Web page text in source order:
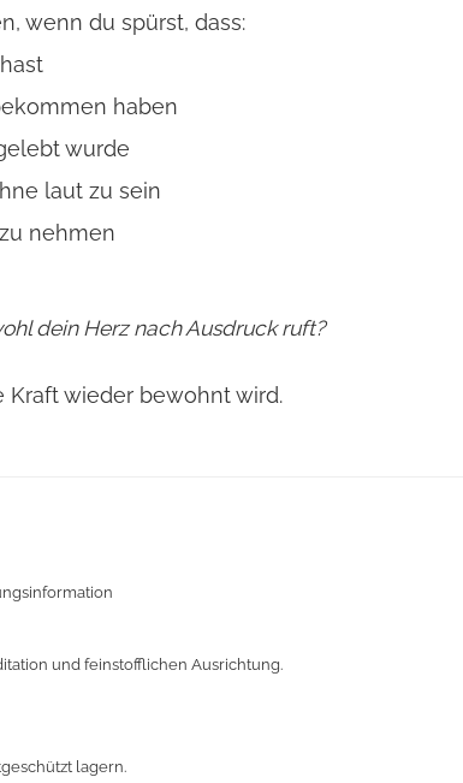
wenn du spürst, dass:
haben
wurde
laut zu sein
nehmen
dein Herz nach Ausdruck ruft?
wieder bewohnt wird.
und feinstofflichen Ausrichtung.
lagern.